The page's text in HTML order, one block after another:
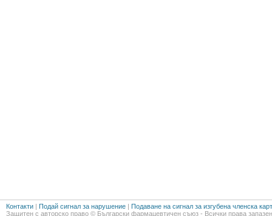
Контакти | Подай сигнал за нарушение | Подаване на сигнал за изгубена членска
Защитен с авторско право © Български фармацевтичен съюз - Всички права